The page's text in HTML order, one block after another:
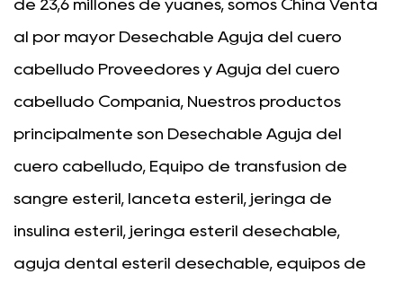
de 23,6 millones de yuanes, somos China Venta
al por mayor Desechable Aguja del cuero
cabelludo Proveedores y Aguja del cuero
cabelludo Compañía , Nuestros productos
principalmente son Desechable Aguja del
cuero cabelludo , Equipo de transfusión de
sangre estéril, lanceta estéril, jeringa de
insulina estéril, jeringa estéril desechable,
aguja dental estéril desechable, equipos de